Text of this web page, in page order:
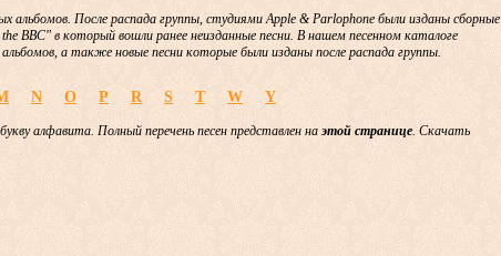
альбомов. После распада группы, студиями Apple & Parlophone были изданы сборные
BBC" в который вошли ранее неизданные песни. В нашем песенном каталоге
а также новые песни которые были изданы после распада группы.
N O P R S T W Y
алфавита. Полный перечень песен представлен наэтой странице. Скачать